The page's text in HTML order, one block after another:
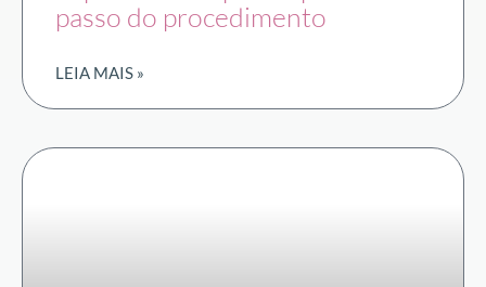
passo do procedimento
LEIA MAIS »